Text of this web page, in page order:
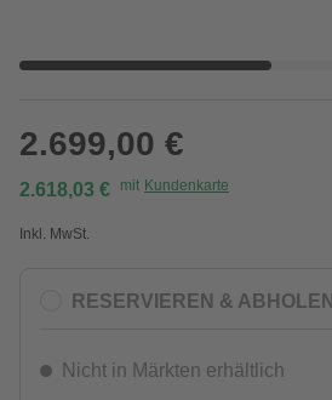
2.699,00 €
2.618,03 € mit Kundenkarte
Inkl. MwSt.
RESERVIEREN & ABHOLEN
Nicht in Märkten erhältlich